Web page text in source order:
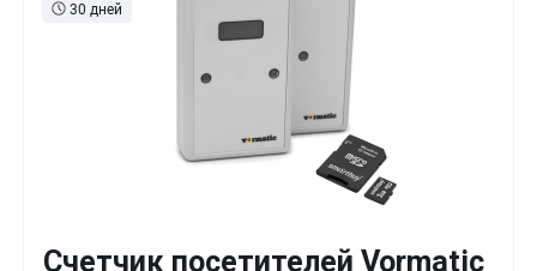
30 дней
Счетчик посетителей Vormatic